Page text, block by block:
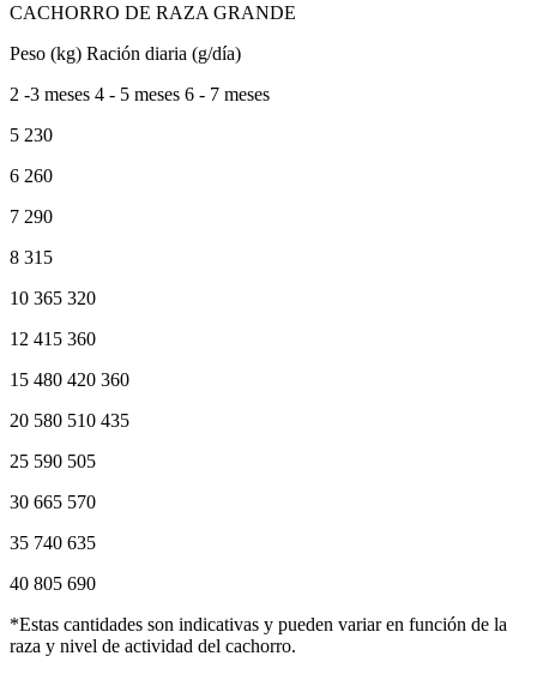
CACHORRO DE RAZA GRANDE
Peso (kg) Ración diaria (g/día)
2 -3 meses 4 - 5 meses 6 - 7 meses
5 230
6 260
7 290
8 315
10 365 320
12 415 360
15 480 420 360
20 580 510 435
25 590 505
30 665 570
35 740 635
40 805 690
*Estas cantidades son indicativas y pueden variar en función de la
raza y nivel de actividad del cachorro.